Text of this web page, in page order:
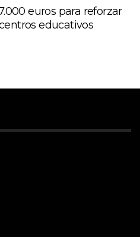
euros para reforzar
educativos